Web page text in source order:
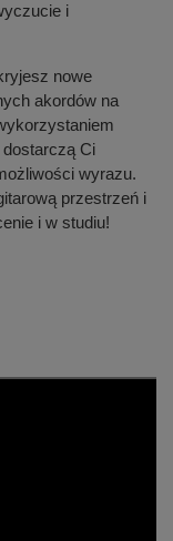
i
nowe
akordów na
Ci
wyrazu.
przestrzeń i
i w studiu!